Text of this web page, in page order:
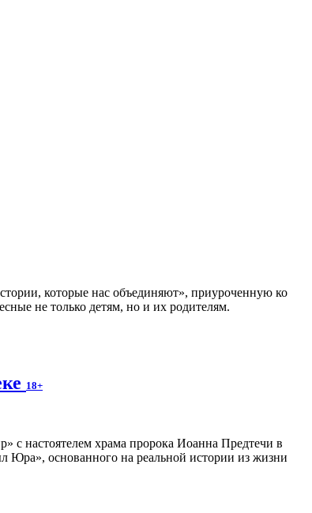
которые нас объединяют», приуроченную ко
не только детям, но и их родителям.
18+
с настоятелем храма пророка Иоанна Предтечи в
Юра», основанного на реальной истории из жизни